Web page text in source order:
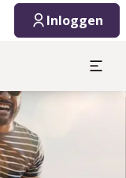
Inloggen